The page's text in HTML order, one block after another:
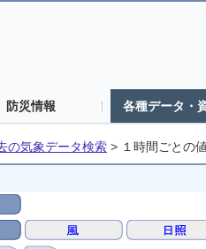
防災情報 各種データ・
の気象データ検索 > １時間ごとの